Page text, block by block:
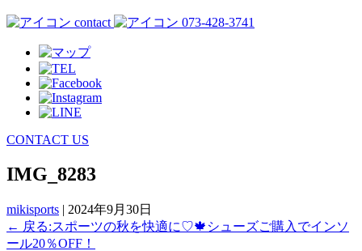
contact 073-428-3741
CONTACT US
IMG_8283
mikisports | 2024年9月30日
← 戻る:スポーツの秋を快適に♡🍁シューズご購入でインソ
ール20％OFF！